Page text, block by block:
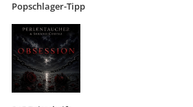
Popschlager-Tipp